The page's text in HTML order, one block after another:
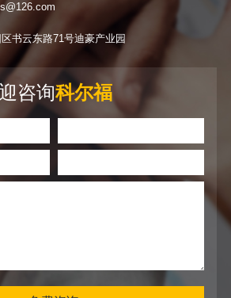
书云东路71号迪豪产业园
咨询科尔福